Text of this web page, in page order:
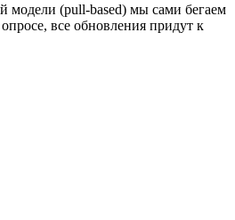
модели (pull-based) мы сами бегаем
все обновления придут к